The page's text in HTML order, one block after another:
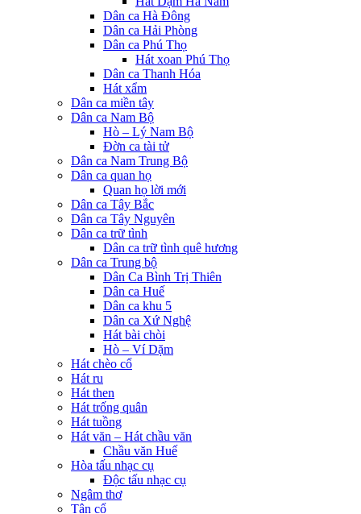
Dân ca Hà Đông
Dân ca Hải Phòng
Dân ca Phú Thọ
Hát xoan Phú Thọ
Dân ca Thanh Hóa
Hát xẩm
Dân ca miền tây
Dân ca Nam Bộ
Hò – Lý Nam Bộ
Đờn ca tài tử
Dân ca Nam Trung Bộ
Dân ca quan họ
Quan họ lời mới
Dân ca Tây Bắc
Dân ca Tây Nguyên
Dân ca trữ tình
Dân ca trữ tình quê hương
Dân ca Trung bộ
Dân Ca Bình Trị Thiên
Dân ca Huế
Dân ca khu 5
Dân ca Xứ Nghệ
Hát bài chòi
Hò – Ví Dặm
Hát chèo cổ
Hát ru
Hát then
Hát trống quân
Hát tuồng
Hát văn – Hát chầu văn
Chầu văn Huế
Hòa tấu nhạc cụ
Độc tấu nhạc cụ
Ngâm thơ
Tân cổ